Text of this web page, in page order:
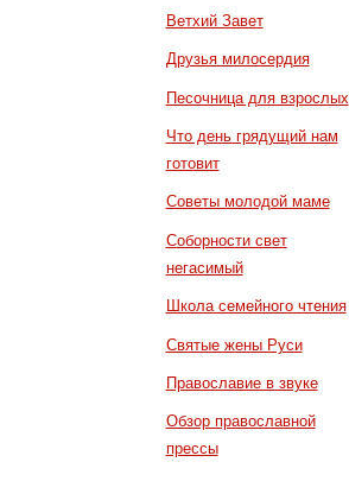
Ветхий Завет
Друзья милосердия
Песочница для взрослых
Что день грядущий нам
готовит
Советы молодой маме
Соборности свет
негасимый
Школа семейного чтения
Святые жены Руси
Православие в звуке
Обзор православной
прессы